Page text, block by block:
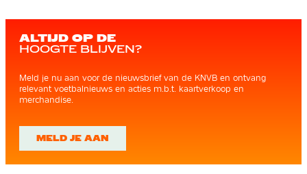
ALTIJD OP DE
HOOGTE BLIJVEN?
Meld je nu aan voor de nieuwsbrief van de KNVB en ontvang
relevant voetbalnieuws en acties m.b.t. kaartverkoop en
merchandise.
MELD JE AAN